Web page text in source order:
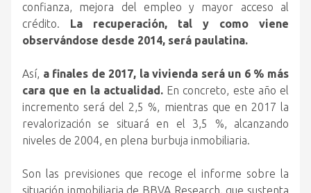
confianza, mejora del empleo y mayor acceso al
crédito. La recuperación, tal y como viene
observándose desde 2014, será paulatina.
Así, a finales de 2017, la vivienda será un 6 % más
cara que en la actualidad.En concreto, este año el
incremento será del 2,5 %, mientras que en 2017 la
revalorización se situará en el 3,5 %, alcanzando
niveles de 2004, en plena burbuja inmobiliaria.
Son las previsiones que recoge el informe sobre la
situación inmobiliaria de BBVA Research, que sustenta